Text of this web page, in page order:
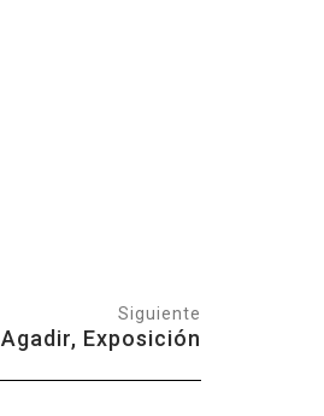
Siguiente
Agadir, Exposición